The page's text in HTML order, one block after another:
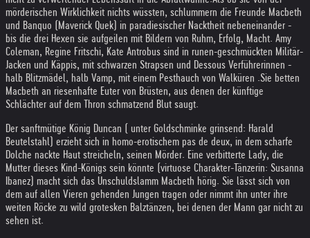
mörderischen Wirklichkeit nichts wüssten, schlummern die Freunde Macbeth
und Banquo (Maverick Quek) in paradiesischer Nacktheit nebeneinander -
bis die drei Hexen sie aufgeilen mit Bildern von Ruhm, Erfolg, Macht. Amy
Coleman, Regine Fritschi, Kate Antrobus sind in runen-geschmückten Militär-
Jacken und Käppis, mit schwarzen Strapsen und Dessous Verführerinnen -
halb Blitzmädel, halb Vamp, mit einem Pesthauch von Walküren .Sie betten
Macbeth an riesenhafte Euter von Brüsten, aus denen der künftige
Schlächter auf dem Thron schmatzend Blut saugt.
Der sanftmütige König Duncan ( unter Goldschminke grinsend: Harald
Beutelstahl) erzieht sich in homo-erotischem pas de deux, in dem scharfe
Dolche nackte Haut streicheln, seinen Mörder. Eine verbitterte Lady, die
Mutter dieses Kind-Königs sein könnte (virtuose Charakter-Tänzerin: Susanna
Ibanez) macht sich das Unschuldslamm Macbeth hörig. Sie lässt sich von
dem auf allen Vieren gehenden Jungen tragen oder nimmt ihn unter ihre
weiten Röcke zu wild grotesken Balztänzen, bei denen der Mann gar nicht zu
sehen ist.